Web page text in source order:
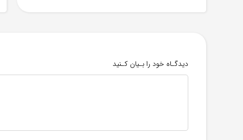
دیدگـاه خود را بـیان کـنید